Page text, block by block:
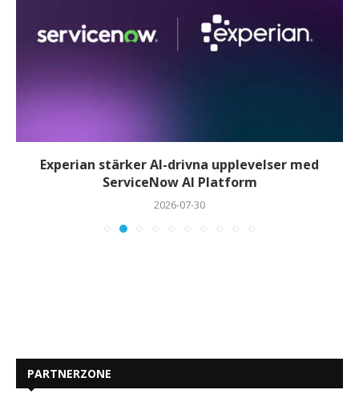
Experian stärker AI-drivna upplevelser med
ServiceNow AI Platform
2026-07-30
PARTNERZONE